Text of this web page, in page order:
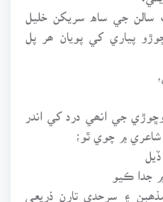
سالن جي ساه سريکن خليل
پياري کي پويان ھر پل
جي انھي درد کي اندر
۾ چوي ٿو؛
جدا ڪيو
۽ سرحدي تارن ذريعي